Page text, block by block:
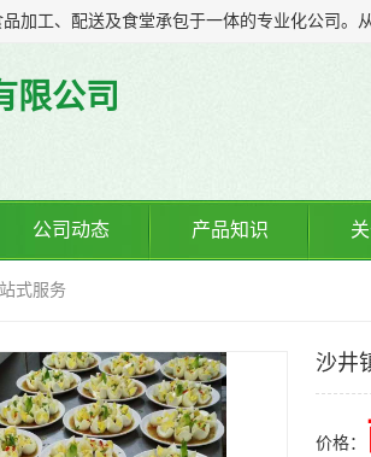
限公司
公司动态 产品知识
式服务
沙井
价格：